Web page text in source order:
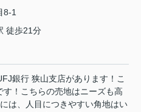
8-1
徒歩21分
銀行 狭山支店があります！こ
！こちらの売地はニーズも高
は、人目につきやすい角地はい